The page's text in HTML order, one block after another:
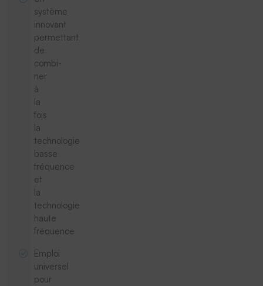
système
innovant
permettant
de
combi-
ner
à
la
fois
la
technologie
basse
fréquence
et
la
technologie
haute
fréquence
Emploi
universel
pour